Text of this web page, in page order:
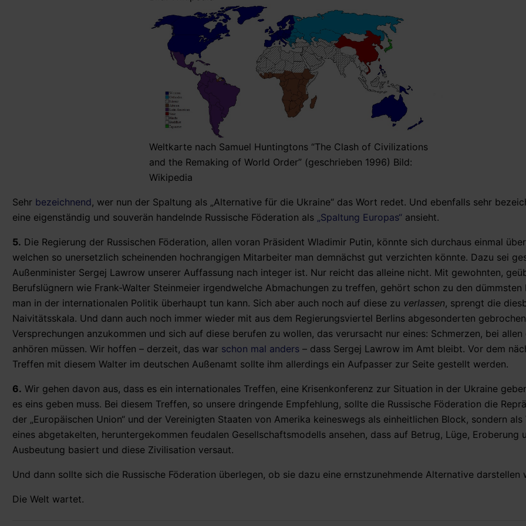
Weltkarte nach Samuel Huntingtons “The Clash of Civilizations
and the Remaking of World Order” (geschrieben 1996) Bild:
Wikipedia
Sehr bezeichnend, wer nun der Spaltung als „Alternative für die Ukraine“ das Wort redet. Und ebenfalls sehr
eine eigenständig und souverän handelnde Russische Föderation als „Spaltung Europas“ ansieht.
5. Die Regierung der Russischen Föderation, allen voran Präsident Wladimir Putin, könnte sich durchaus einmal
welchen so unersetzlich scheinenden hochrangigen Mitarbeiter man demnächst gut verzichten könnte. Dazu sei
Außenminister Sergej Lawrow unserer Auffassung nach integer ist. Nur reicht das alleine nicht. Mit gewohnten,
Berufslügnern wie Frank-Walter Steinmeier irgendwelche Abmachungen zu treffen, gehört schon zu den dümmsten
man in der internationalen Politik überhaupt tun kann. Sich aber auch noch auf diese zu verlassen, sprengt die
Naivitätsskala. Und dann auch noch immer wieder mit aus dem Regierungsviertel Berlins abgesonderten
Versprechungen anzukommen und sich auf diese berufen zu wollen, das verursacht nur eines: Schmerzen, bei
anhören müssen. Wir hoffen – derzeit, das war schon mal anders – dass Sergej Lawrow im Amt bleibt. Vor dem
Treffen mit diesem Walter im deutschen Außenamt sollte ihm allerdings ein Aufpasser zur Seite gestellt werden.
6. Wir gehen davon aus, dass es ein internationales Treffen, eine Krisenkonferenz zur Situation in der Ukraine
es eins geben muss. Bei diesem Treffen, so unsere dringende Empfehlung, sollte die Russische Föderation die
der „Europäischen Union“ und der Vereinigten Staaten von Amerika keineswegs als einheitlichen Block, sondern
eines abgetakelten, heruntergekommen feudalen Gesellschaftsmodells ansehen, dass auf Betrug, Lüge, Eroberung
Ausbeutung basiert und diese Zivilisation versaut.
Und dann sollte sich die Russische Föderation überlegen, ob sie dazu eine ernstzunehmende Alternative darstellen
Die Welt wartet.